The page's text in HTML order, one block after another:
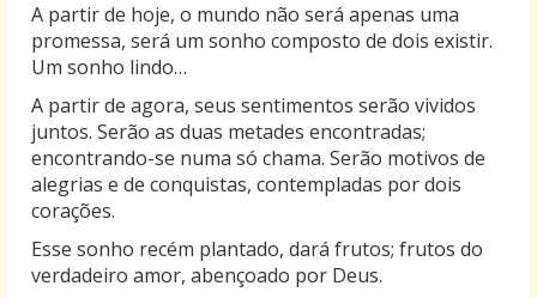
A partir de hoje, o mundo não será apenas uma
promessa, será um sonho composto de dois existir.
Um sonho lindo…
A partir de agora, seus sentimentos serão vividos
juntos. Serão as duas metades encontradas;
encontrando-se numa só chama. Serão motivos de
alegrias e de conquistas, contempladas por dois
corações.
Esse sonho recém plantado, dará frutos; frutos do
verdadeiro amor, abençoado por Deus.